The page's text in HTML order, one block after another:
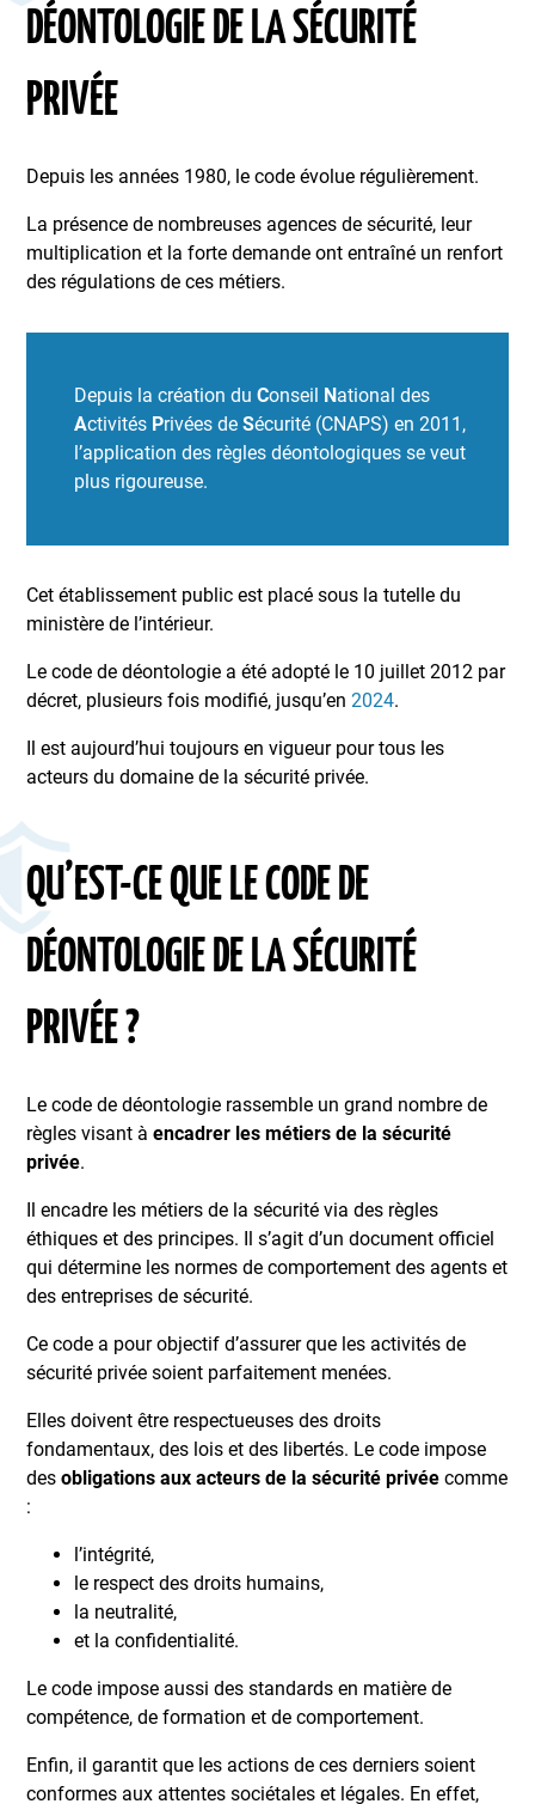
DÉONTOLOGIE DE LA SÉCURITÉ
PRIVÉE
Depuis les années 1980, le code évolue régulièrement.
La présence de nombreuses agences de sécurité, leur
multiplication et la forte demande ont entraîné un renfort
des régulations de ces métiers.
Depuis la création duConseil National des
Activités Privées deSécurité (CNAPS) en 2011,
l’application des règles déontologiques se veut
plus rigoureuse.
Cet établissement public est placé sous la tutelle du
ministère de l’intérieur.
Le code de déontologie a été adopté le 10 juillet 2012 par
décret, plusieurs fois modifié, jusqu’en2024.
Il est aujourd’hui toujours en vigueur pour tous les
acteurs du domaine de la sécurité privée.
QU’EST-CE QUE LE CODE DE
DÉONTOLOGIE DE LA SÉCURITÉ
PRIVÉE ?
Le code de déontologie rassemble un grand nombre de
règles visant àencadrer les métiers de la sécurité
privée.
Il encadre les métiers de la sécurité via des règles
éthiques et des principes. Il s’agit d’un document officiel
qui détermine les normes de comportement des agents et
des entreprises de sécurité.
Ce code a pour objectif d’assurer que les activités de
sécurité privée soient parfaitement menées.
Elles doivent être respectueuses des droits
fondamentaux, des lois et des libertés. Le code impose
desobligations aux acteurs de la sécurité privée comme
:
l’intégrité,
le respect des droits humains,
la neutralité,
et la confidentialité.
Le code impose aussi des standards en matière de
compétence, de formation et de comportement.
Enfin, il garantit que les actions de ces derniers soient
conformes aux attentes sociétales et légales. En effet,